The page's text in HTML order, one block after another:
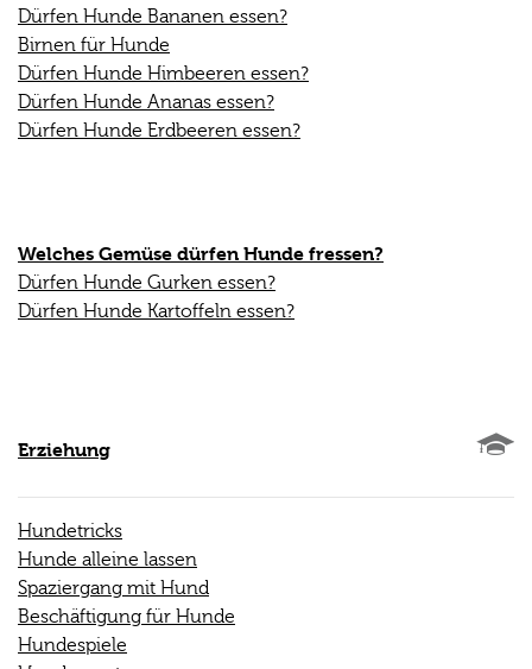
Dürfen Hunde Bananen essen?
Birnen für Hunde
Dürfen Hunde Himbeeren essen?
Dürfen Hunde Ananas essen?
Dürfen Hunde Erdbeeren essen?
Welches Gemüse dürfen Hunde fressen?
Dürfen Hunde Gurken essen?
Dürfen Hunde Kartoffeln essen?
Erziehung
Hundetricks
Hunde alleine lassen
Spaziergang mit Hund
Beschäftigung für Hunde
Hundespiele